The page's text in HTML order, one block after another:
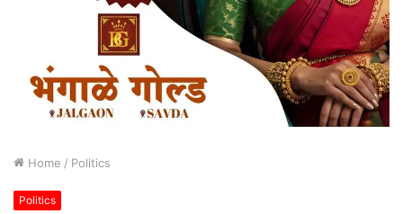
Home / Politics
Politics